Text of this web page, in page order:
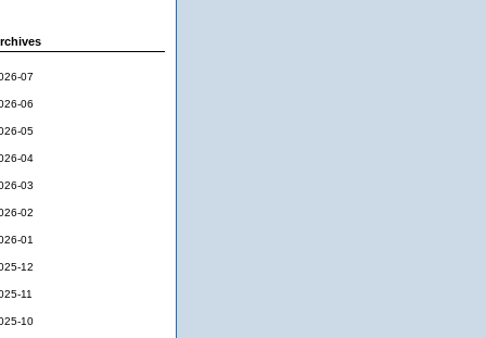
07
06
05
04
03
02
01
12
11
10